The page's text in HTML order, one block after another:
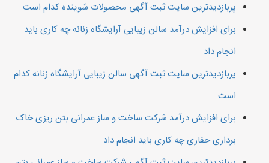
پربازدیدترین سایت ثبت آگهی محصولات شوینده کدام است
برای افزایش درآمد سالن زیبایی آرایشگاه زنانه چه کاری باید
انجام داد
پربازدیدترین سایت ثبت آگهی سالن زیبایی آرایشگاه زنانه کدام
است
برای افزایش درآمد شرکت ساخت و ساز عمرانی بتن ریزی خاک
برداری حفاری چه کاری باید انجام داد